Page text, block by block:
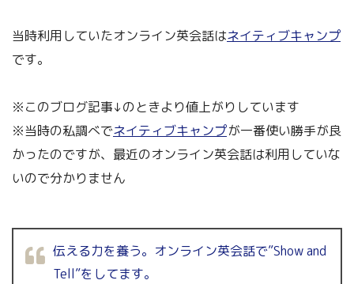
当時利用していたオンライン英会話はネイティブキャンプ
です。
※このブログ記事↓のときより値上がりしています
※当時の私調べでネイティブキャンプが一番使い勝手が良
かったのですが、最近のオンライン英会話は利用していな
いので分かりません
伝える力を養う。オンライン英会話で”Show and
Tell”をしてます。